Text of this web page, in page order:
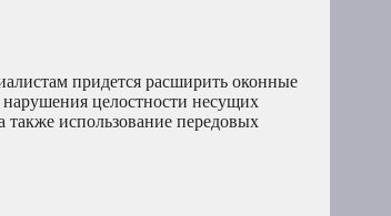
придется расширить оконные
нарушения целостности несущих
также использование передовых